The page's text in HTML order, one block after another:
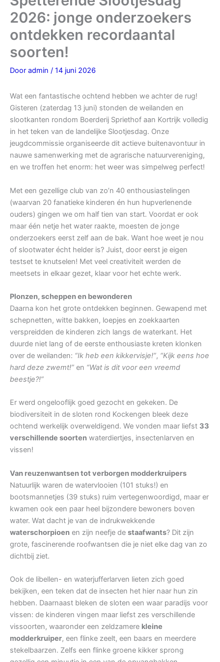
2026: jonge onderzoekers
ontdekken recordaantal
soorten!
Door admin / 14 juni 2026
Wat een fantastische ochtend hebben we achter de rug!
Gisteren (zaterdag 13 juni) stonden de weilanden en
slootkanten rondom Boerderij Spriethof aan Kortrijk volledig
in het teken van de landelijke Slootjesdag. Onze
jeugdcommissie organiseerde dit actieve buitenavontuur in
nauwe samenwerking met de agrarische natuurvereniging,
en we troffen het enorm: het weer was simpelweg perfect!
Met een gezellige club van zo’n 40 enthousiastelingen
(waarvan 20 fanatieke kinderen én hun hupverlenende
ouders) gingen we om half tien van start. Voordat er ook
maar één netje het water raakte, moesten de jonge
onderzoekers eerst zelf aan de bak. Want hoe weet je nou
of slootwater écht helder is? Juist, door eerst je eigen
testset te knutselen! Met veel creativiteit werden de
meetsets in elkaar gezet, klaar voor het echte werk.
Plonzen, scheppen en bewonderen
Daarna kon het grote ontdekken beginnen. Gewapend met
schepnetten, witte bakken, loepjes en zoekkaarten
verspreidden de kinderen zich langs de waterkant. Het
duurde niet lang of de eerste enthousiaste kreten klonken
over de weilanden: “Ik heb een kikkervisje!”, “Kijk eens hoe
hard deze zwemt!” en “Wat is dit voor een vreemd
beestje?!”
Er werd ongelooflijk goed gezocht en gekeken. De
biodiversiteit in de sloten rond Kockengen bleek deze
ochtend werkelijk overweldigend. We vonden maar liefst 33
verschillende soorten waterdiertjes, insectenlarven en
vissen!
Van reuzenwantsen tot verborgen modderkruipers
Natuurlijk waren de watervlooien (101 stuks!) en
bootsmannetjes (39 stuks) ruim vertegenwoordigd, maar er
kwamen ook een paar heel bijzondere bewoners boven
water. Wat dacht je van de indrukwekkende
waterschorpioen en zijn neefje de staafwants? Dit zijn
grote, fascinerende roofwantsen die je niet elke dag van zo
dichtbij ziet.
Ook de libellen- en waterjufferlarven lieten zich goed
bekijken, een teken dat de insecten het hier naar hun zin
hebben. Daarnaast bleken de sloten een waar paradijs voor
vissen: de kinderen vingen maar liefst zes verschillende
vissoorten, waaronder een zeldzamere kleine
modderkruiper, een flinke zeelt, een baars en meerdere
stekelbaarzen. Zelfs een flinke groene kikker sprong